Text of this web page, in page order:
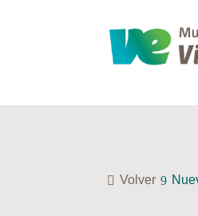
Volver